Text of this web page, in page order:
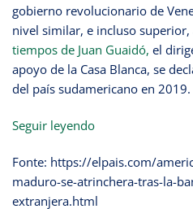
gobierno revolucionario de
nivel similar, e incluso superior,
tiempos de Juan Guaidó, el
apoyo de la Casa Blanca, se
del país sudamericano en 2019.
Seguir leyendo
Fonte: https://elpais.com/
maduro-se-atrinchera-tras-la-
extranjera.html